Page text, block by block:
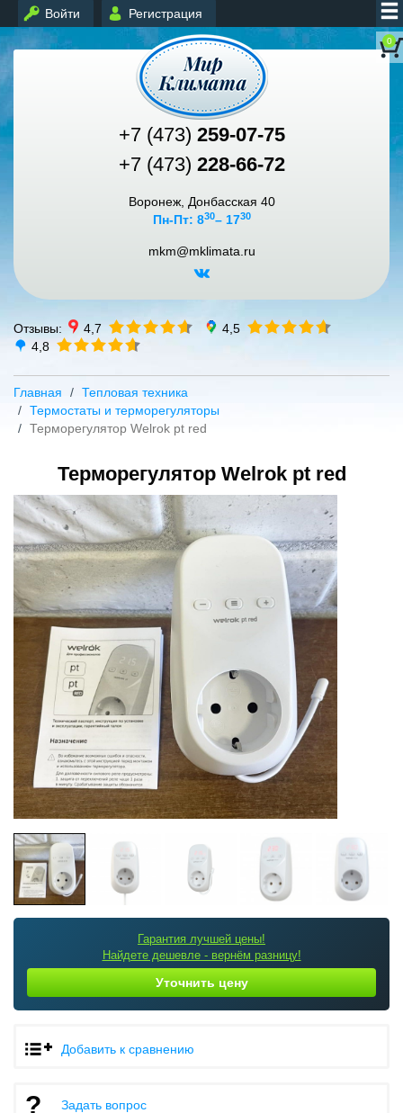
Войти Регистрация
0
+7 (473) 259-07-75
+7 (473) 228-66-72
Воронеж, Донбасская 40
Пн-Пт: 830– 1730
mkm@mklimata.ru
Отзывы: 4,7
4,5
4,8
Главная
Тепловая техника
Термостаты и терморегуляторы
Терморегулятор Welrok pt red
Терморегулятор Welrok pt red
Гарантия лучшей цены!
Найдете дешевле - вернём разницу!
Уточнить цену
Добавить к сравнению
Задать вопрос